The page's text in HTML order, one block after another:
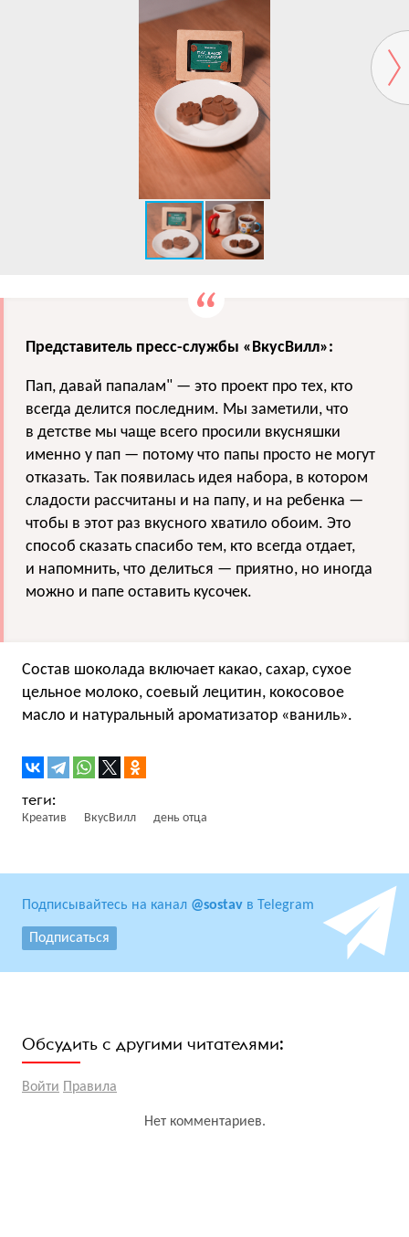
Представитель пресс-службы «ВкусВилл»:
Пап, давай папалам" — это проект про тех, кто
всегда делится последним. Мы заметили, что
в детстве мы чаще всего просили вкусняшки
именно у пап — потому что папы просто не могут
отказать. Так появилась идея набора, в котором
сладости рассчитаны и на папу, и на ребенка —
чтобы в этот раз вкусного хватило обоим. Это
способ сказать спасибо тем, кто всегда отдает,
и напомнить, что делиться — приятно, но иногда
можно и папе оставить кусочек.
Состав шоколада включает какао, сахар, сухое
цельное молоко, соевый лецитин, кокосовое
масло и натуральный ароматизатор «ваниль».
Креатив ВкусВилл день отца
Подписывайтесь на канал @sostav в Telegram
Подписаться
Обсудить с другими читателями:
Войти Правила
Нет комментариев.